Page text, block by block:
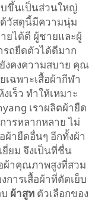
บขึ้นเป็นส่วนใหญ่
ด้วัสดุนี้มีความนุ่ม
ยได้ดี ผู้ชายและผู้
ถยืดตัวได้ดีมาก
งคงความสบาย คุณ
ฉพาะเสื้อผ้ากีฬา
เร็ว ทำให้เหมาะ
เราผลิตผ้ายืด
ารหลากหลาย ไม่
ผ้ายืดอื่นๆ อีกทั้งผ้า
ยี่ยม จึงเป็นที่ชื่น
ผ้าคุณภาพสูงที่สวม
ารเสื้อผ้าที่ตัดเย็บ
ผ้าสูท ตัวเลือกของ